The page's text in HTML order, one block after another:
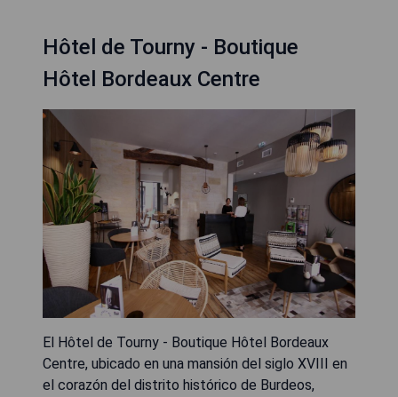
Hôtel de Tourny - Boutique
Hôtel Bordeaux Centre
El Hôtel de Tourny - Boutique Hôtel Bordeaux
Centre, ubicado en una mansión del siglo XVIII en
el corazón del distrito histórico de Burdeos,